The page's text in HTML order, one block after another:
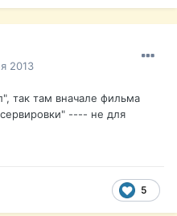
2013
так там вначале фильма
---- не для
5